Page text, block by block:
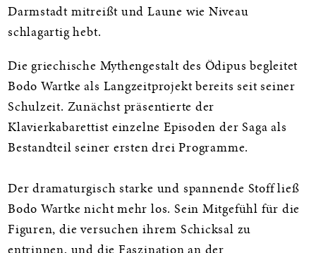
Darmstadt mitreißt und Laune wie Niveau
schlagartig hebt.
Die griechische Mythengestalt des Ödipus begleitet
Bodo Wartke als Langzeitprojekt bereits seit seiner
Schulzeit. Zunächst präsentierte der
Klavierkabarettist einzelne Episoden der Saga als
Bestandteil seiner ersten drei Programme.
Der dramaturgisch starke und spannende Stoff ließ
Bodo Wartke nicht mehr los. Sein Mitgefühl für die
Figuren, die versuchen ihrem Schicksal zu